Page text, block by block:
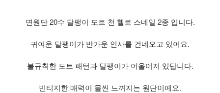
면원단 20수 달팽이 도트 천 헬로 스네일 2종 입니다.
귀여운 달팽이가 반가운 인사를 건네오고 있어요.
불규칙한 도트 패턴과 달팽이가 어울어져 있답니다.
빈티지한 매력이 물씬 느껴지는 원단이예요.